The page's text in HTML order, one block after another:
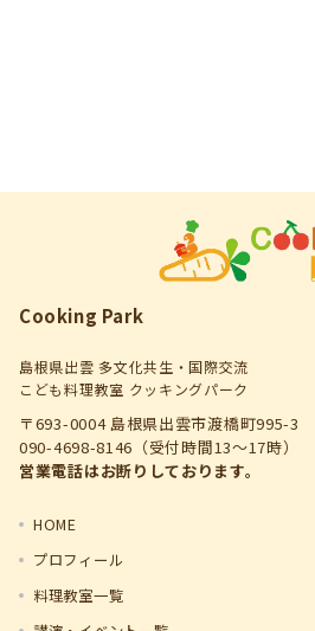
Cooking Park
島根県出雲 多文化共生・国際交流
こども料理教室 クッキングパーク
〒693-0004 島根県出雲市渡橋町995-3
090-4698-8146（受付時間13～17時）
営業電話はお断りしております。
HOME
プロフィール
料理教室一覧